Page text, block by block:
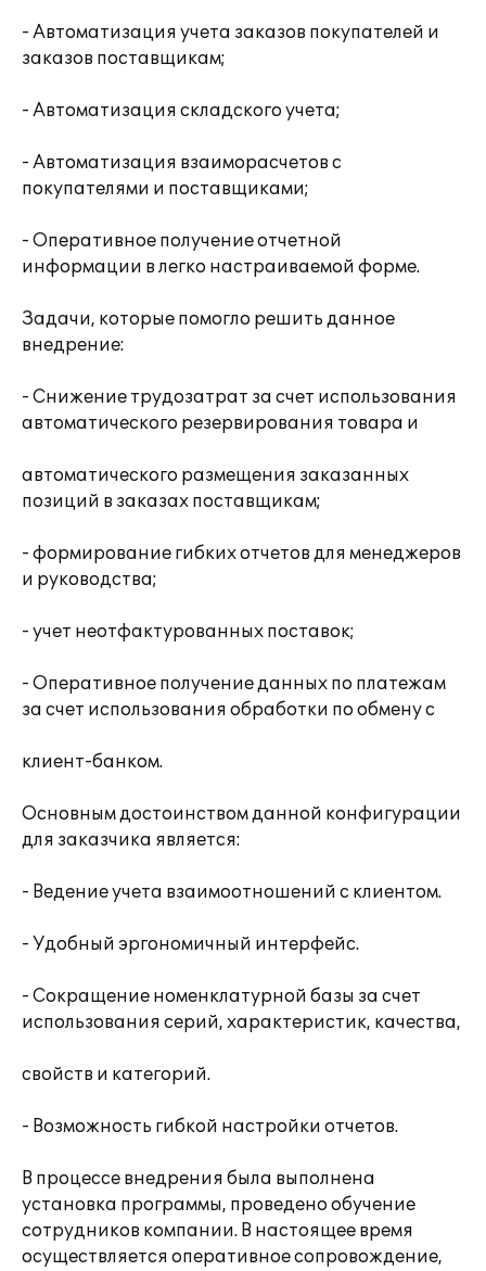
- Автоматизация учета заказов покупателей и
заказов поставщикам;
- Автоматизация складского учета;
- Автоматизация взаиморасчетов с
покупателями и поставщиками;
- Оперативное получение отчетной
информации в легко настраиваемой форме.
Задачи, которые помогло решить данное
внедрение:
- Снижение трудозатрат за счет использования
автоматического резервирования товара и
автоматического размещения заказанных
позиций в заказах поставщикам;
- формирование гибких отчетов для менеджеров
и руководства;
- учет неотфактурованных поставок;
- Оперативное получение данных по платежам
за счет использования обработки по обмену с
клиент-банком.
Основным достоинством данной конфигурации
для заказчика является:
- Ведение учета взаимоотношений с клиентом.
- Удобный эргономичный интерфейс.
- Сокращение номенклатурной базы за счет
использования серий, характеристик, качества,
свойств и категорий.
- Возможность гибкой настройки отчетов.
В процессе внедрения была выполнена
установка программы, проведено обучение
сотрудников компании. В настоящее время
осуществляется оперативное сопровождение,